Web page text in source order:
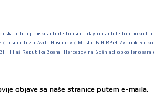
antidejtonski anti-dejton anti-dayton antidejton pokret
pismo Tuzla Avdo Huseinović Mostar BiH.RBiH Zvornik
Ilijaš Republika Bosna i Hercegovina Bošnjaci opkoljeno
objave sa naše stranice putem e-maila.